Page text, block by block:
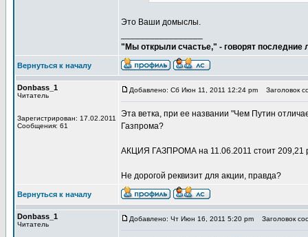
Это Ваши домыслы.
"Мы открыли счастье," - говорят
Вернуться к началу
Donbass_1
Читатель
Зарегистрирован: 17.02.2011
Сообщения: 61
Добавлено: Сб Июн 11, 2011 12:24 pm Заголовок
Эта ветка, при ее названии "Чем Путин
Газпрома?
АКЦИЯ ГАЗПРОМА на 11.06.2011 стоит
Не дорогой реквизит для акции, правда?
Вернуться к началу
Donbass_1
Читатель
Добавлено: Чт Июн 16, 2011 5:20 pm Заголовок